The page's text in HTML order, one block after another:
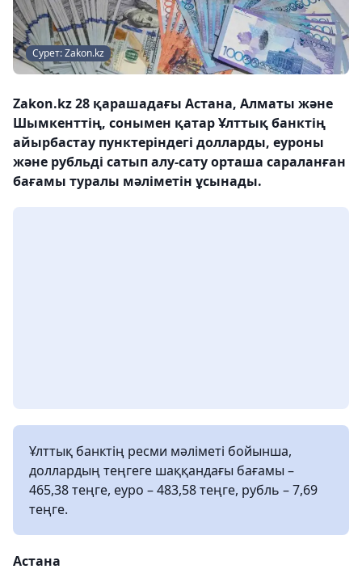
Сурет: Zakon.kz
Zakon.kz 28 қарашадағы Астана, Алматы және
Шымкенттің, сонымен қатар Ұлттық банктің
айырбастау пунктеріндегі долларды, еуроны
және рубльді сатып алу-сату орташа сараланған
бағамы туралы мәліметін ұсынады.
Ұлттық банктің ресми мәліметі бойынша,
доллардың теңгеге шаққандағы бағамы –
465,38 теңге, еуро – 483,58 теңге, рубль – 7,69
теңге.
Астана